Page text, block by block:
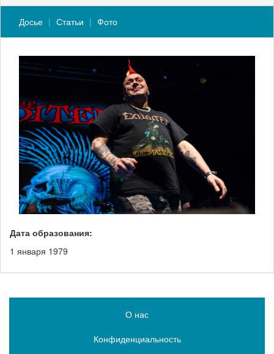
Досье Статьи Фото
Дата образования:
1 января 1979
О нас
Конфиденциальность